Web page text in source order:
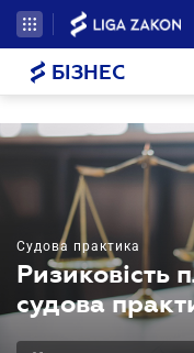
БІЗНЕС
Судова практика
Ризиковість
судова